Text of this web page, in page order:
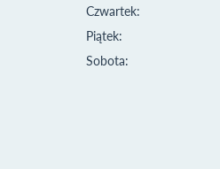
Czwartek:
Piątek:
Sobota: